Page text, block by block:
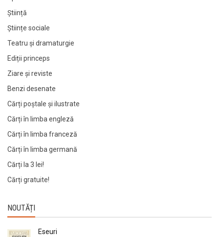
Știință
Științe sociale
Teatru și dramaturgie
Ediții princeps
Ziare şi reviste
Benzi desenate
Cărți poștale și ilustrate
Cărți în limba engleză
Cărți în limba franceză
Cărți în limba germană
Cărți la 3 lei!
Cărți gratuite!
NOUTĂȚI
Eseuri